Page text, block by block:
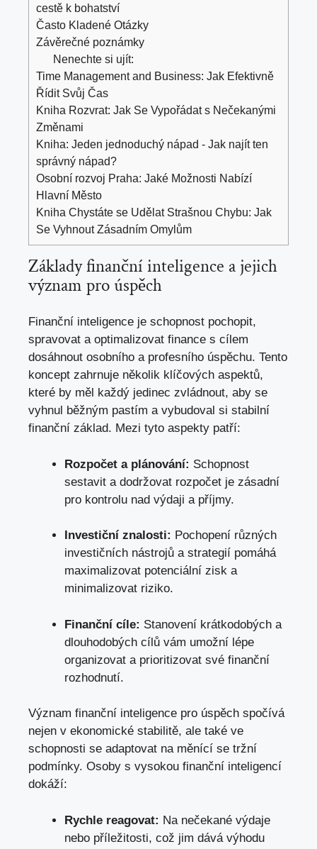
cestě k bohatství
Často Kladené Otázky
Závěrečné poznámky
Nenechte si ujít:
Time Management and Business: Jak Efektivně
Řídit Svůj Čas
Kniha Rozvrat: Jak Se Vypořádat s Nečekanými
Změnami
Kniha: Jeden jednoduchý nápad - Jak najít ten
správný nápad?
Osobní rozvoj Praha: Jaké Možnosti Nabízí
Hlavní Město
Kniha Chystáte se Udělat Strašnou Chybu: Jak
Se Vyhnout Zásadním Omylům
Základy finanční inteligence a jejich
význam pro úspěch
Finanční inteligence je schopnost pochopit,
spravovat a optimalizovat finance s cílem
dosáhnout osobního a profesního úspěchu. Tento
koncept zahrnuje několik klíčových aspektů,
které by měl každý jedinec zvládnout, aby se
vyhnul běžným pastím a vybudoval si stabilní
finanční základ. Mezi tyto aspekty patří:
Rozpočet a plánování: Schopnost
sestavit a dodržovat rozpočet je zásadní
pro kontrolu nad výdaji a příjmy.
Investiční znalosti: Pochopení různých
investičních nástrojů a strategií pomáhá
maximalizovat potenciální zisk a
minimalizovat riziko.
Finanční cíle: Stanovení krátkodobých a
dlouhodobých cílů vám umožní lépe
organizovat a prioritizovat své finanční
rozhodnutí.
Význam finanční inteligence pro úspěch spočívá
nejen v ekonomické stabilitě, ale také ve
schopnosti se adaptovat na měnící se tržní
podmínky. Osoby s vysokou finanční inteligencí
dokáží:
Rychle reagovat: Na nečekané výdaje
nebo příležitosti, což jim dává výhodu